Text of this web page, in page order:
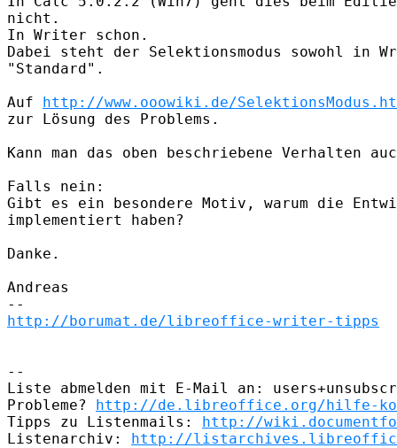
nicht.
In Writer schon.
Dabei steht der Selektionsmodus sowohl in
"Standard".
Auf http://www.ooowiki.de/
zur Lösung des Problems.
Kann man das oben beschriebene Verhalten
Falls nein:
Gibt es ein besondere Motiv, warum die
implementiert haben?
Danke.
Andreas
http://borumat.de/libreoffice-writer-tipps
--
Liste abmelden mit E-Mail an:
Probleme? http://de.libreoffice.org/hilfe-
Tipps zu Listenmails: http://
Listenarchiv: http://